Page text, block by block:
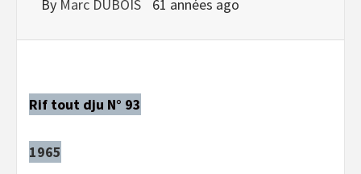
By Marc DUBOIS 61 années ago
Rif tout dju N° 93
1965